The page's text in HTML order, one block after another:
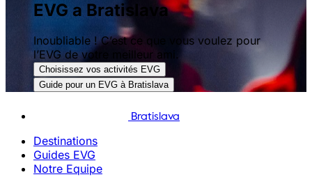
EVG a Bratislava
Inoubliable ! C’est ce que vous voulez pour
l’EVG de votre meilleur ami.
Choisissez vos activités EVG
Guide pour un EVG à Bratislava
Bratislava
Destinations
Guides EVG
Notre Equipe